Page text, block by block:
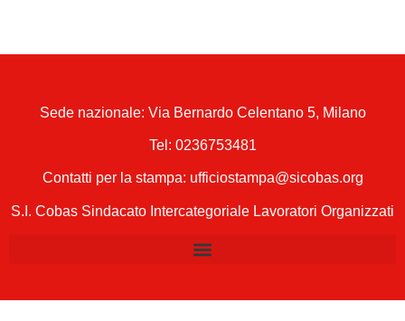
Sede nazionale: Via Bernardo Celentano 5, Milano
Tel: 0236753481
Contatti per la stampa: ufficiostampa@sicobas.org
S.I. Cobas Sindacato Intercategoriale Lavoratori Organizzati